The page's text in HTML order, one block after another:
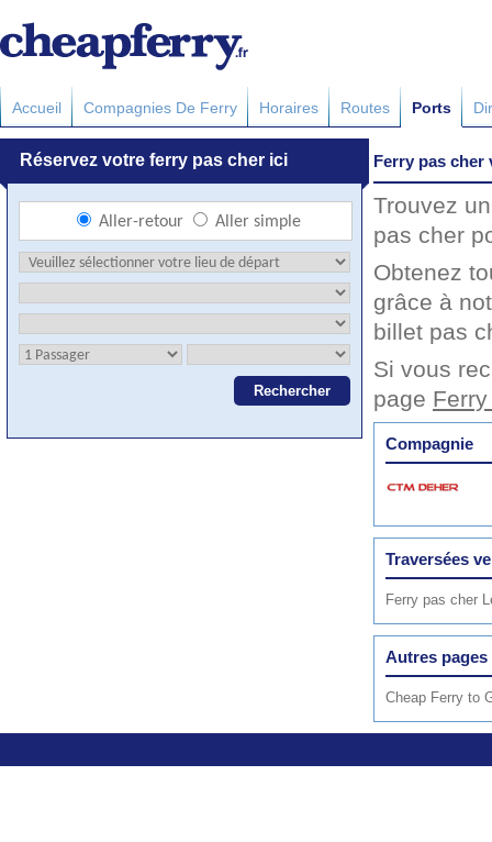
Accueil Compagnies De Ferry Horaires Routes Ports
Ferry pas cher
Trouvez
pas cher
Obtenez
grâce à
billet pas
Si vous
page
Compagnie
Traversées
Ferry pas cher
Autres pages
Cheap Ferry to